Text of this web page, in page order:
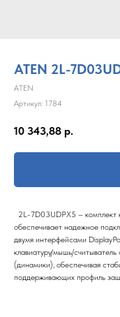
ATEN 2L-
ATEN
Артикул: 1784
10 343,88 р.
2L-7D03UDPX5 – комплект
обеспечивает надежное
двумя интерфейсами
клавиатуру/мышь/
(динамики), обеспечивая
поддерживающих профиль